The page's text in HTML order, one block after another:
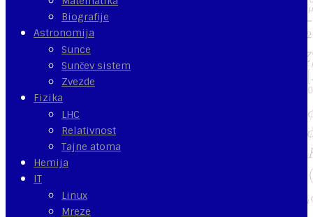
Biografije
Astronomija
Sunce
Sunčev sistem
Zvezde
Fizika
LHC
Relativnost
Tajne atoma
Hemija
IT
Linux
Mreze